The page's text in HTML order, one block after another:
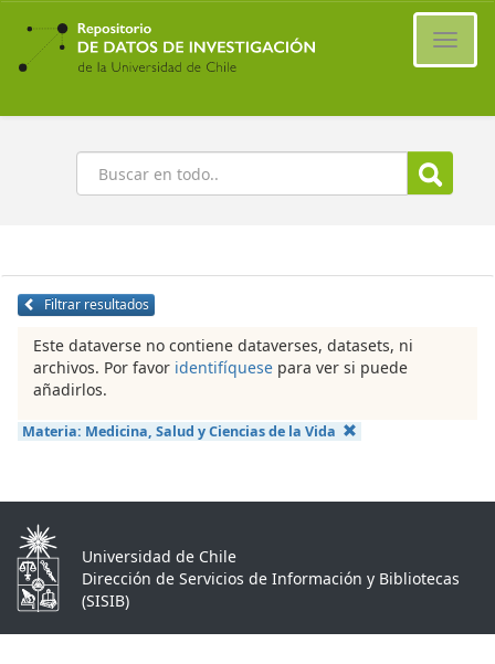
Ir
contenido
principal
Buscar
Filtrar resultados
Este dataverse no contiene dataverses, datasets, ni
archivos. Por favor identifíquese para ver si puede
añadirlos.
Materia: Medicina, Salud y Ciencias de la Vida
Universidad de Chile
Dirección de Servicios de Información y Bibliotecas
(SISIB)